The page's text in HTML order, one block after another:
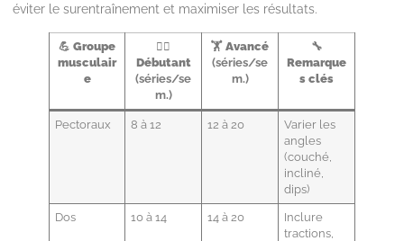
éviter le surentraînement et maximiser les résultats.
💪 Groupe
musculair
e
🧍‍♂️
Débutant
(séries/se
m.)
🏋️ Avancé
(séries/se
m.)
🔧
Remarque
s clés
Pectoraux 8 à 12 12 à 20
Varier les
angles
(couché,
incliné,
dips)
Dos 10 à 14 14 à 20
Inclure
tractions,